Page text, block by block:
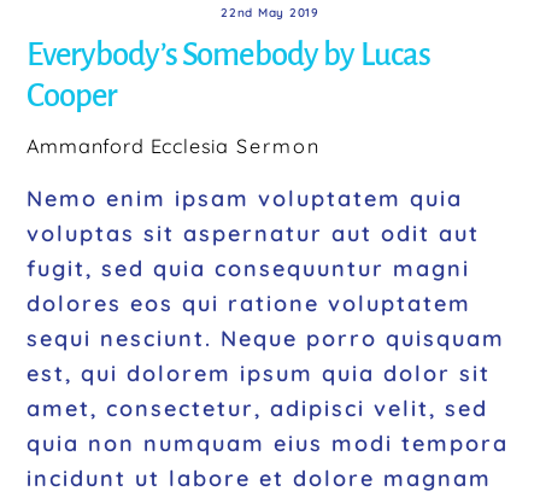
22nd May 2019
Everybody’s Somebody by Lucas
Cooper
Ammanford Ecclesia Sermon
Nemo enim ipsam voluptatem quia
voluptas sit aspernatur aut odit aut
fugit, sed quia consequuntur magni
dolores eos qui ratione voluptatem
sequi nesciunt. Neque porro quisquam
est, qui dolorem ipsum quia dolor sit
amet, consectetur, adipisci velit, sed
quia non numquam eius modi tempora
incidunt ut labore et dolore magnam